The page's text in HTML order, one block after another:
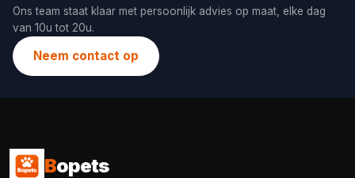
Ons team staat klaar met persoonlijk advies op maat, elke dag
van 10u tot 20u.
Neem contact op
Bopets